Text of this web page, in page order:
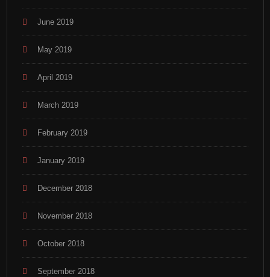
June 2019
May 2019
April 2019
March 2019
February 2019
January 2019
December 2018
November 2018
October 2018
September 2018